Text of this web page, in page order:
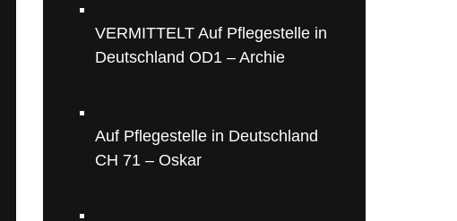
VERMITTELT Auf Pflegestelle in
Deutschland OD1 – Archie
Auf Pflegestelle in Deutschland
CH 71 – Oskar